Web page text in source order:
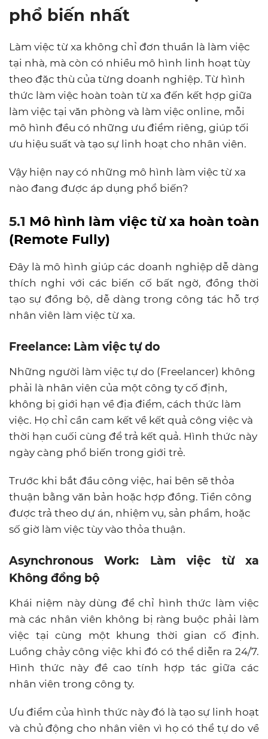
phổ biến nhất
Làm việc từ xa không chỉ đơn thuần là làm việc
tại nhà, mà còn có nhiều mô hình linh hoạt tùy
theo đặc thù của từng doanh nghiệp. Từ hình
thức làm việc hoàn toàn từ xa đến kết hợp giữa
làm việc tại văn phòng và làm việc online, mỗi
mô hình đều có những ưu điểm riêng, giúp tối
ưu hiệu suất và tạo sự linh hoạt cho nhân viên.
Vậy hiện nay có những mô hình làm việc từ xa
nào đang được áp dụng phổ biến?
5.1 Mô hình làm việc từ xa hoàn toàn
(Remote Fully)
Đây là mô hình giúp các doanh nghiệp dễ dàng
thích nghi với các biến cố bất ngờ, đồng thời
tạo sự đồng bộ, dễ dàng trong công tác hỗ trợ
nhân viên làm việc từ xa.
Freelance: Làm việc tự do
Những người làm việc tự do (Freelancer) không
phải là nhân viên của một công ty cố định,
không bị giới hạn về địa điểm, cách thức làm
việc. Họ chỉ cần cam kết về kết quả công việc và
thời hạn cuối cùng để trả kết quả. Hình thức này
ngày càng phổ biến trong giới trẻ.
Trước khi bắt đầu công việc, hai bên sẽ thỏa
thuận bằng văn bản hoặc hợp đồng. Tiền công
được trả theo dự án, nhiệm vụ, sản phẩm, hoặc
số giờ làm việc tùy vào thỏa thuận.
Asynchronous Work: Làm việc từ xa
Không đồng bộ
Khái niệm này dùng để chỉ hình thức làm việc
mà các nhân viên không bị ràng buộc phải làm
việc tại cùng một khung thời gian cố định.
Luồng chảy công việc khi đó có thể diễn ra 24/7.
Hình thức này đề cao tính hợp tác giữa các
nhân viên trong công ty.
Ưu điểm của hình thức này đó là tạo sự linh hoạt
và chủ động cho nhân viên vì họ có thể tự do về